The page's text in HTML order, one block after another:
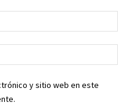
y sitio web en este